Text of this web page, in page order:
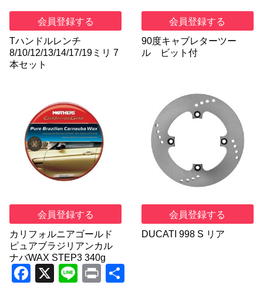
会員登録する
Tハンドルレンチ
8/10/12/13/14/17/19ミリ 7
本セット
会員登録する
90度キャブレターツー
ル ビット付
会員登録する
カリフォルニアゴールド
ピュアブラジリアンカル
ナバWAX STEP3 340g
会員登録する
DUCATI 998 S リア
F
X
Li
Pr